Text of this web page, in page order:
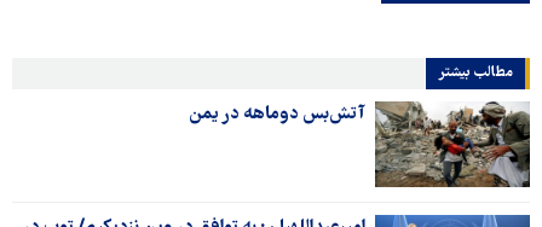
مطالب بیشتر
آتش‌بس دوماهه در یمن